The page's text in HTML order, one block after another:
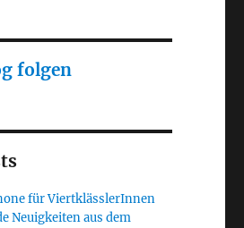
folgen
für ViertklässlerInnen
Neuigkeiten aus dem